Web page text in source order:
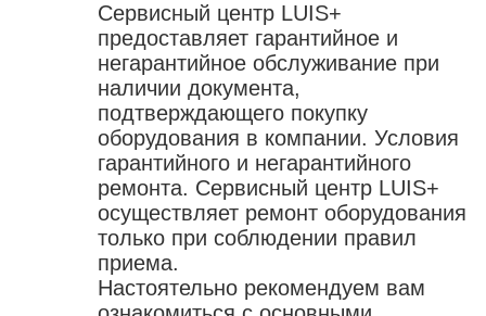
Сервисный центр LUIS+
предоставляет гарантийное и
негарантийное обслуживание при
наличии документа,
подтверждающего покупку
оборудования в компании. Условия
гарантийного и негарантийного
ремонта. Сервисный центр LUIS+
осуществляет ремонт оборудования
только при соблюдении правил
приема.
Настоятельно рекомендуем вам